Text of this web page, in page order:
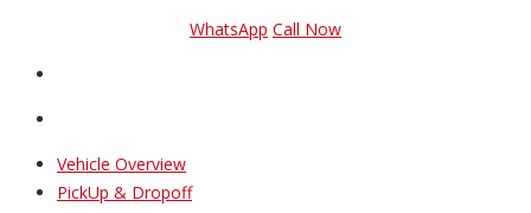
WhatsApp Call Now
Vehicle Overview
PickUp & Dropoff